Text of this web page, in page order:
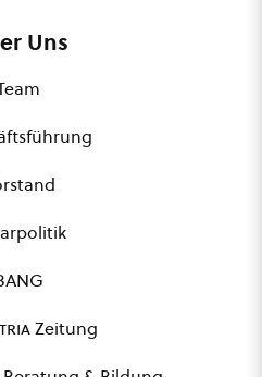
Uns
Zeitung